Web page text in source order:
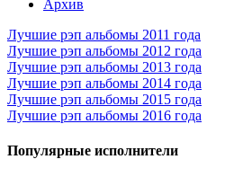
Архив
Лучшие рэп альбомы 2011 года
Лучшие рэп альбомы 2012 года
Лучшие рэп альбомы 2013 года
Лучшие рэп альбомы 2014 года
Лучшие рэп альбомы 2015 года
Лучшие рэп альбомы 2016 года
Популярные исполнители